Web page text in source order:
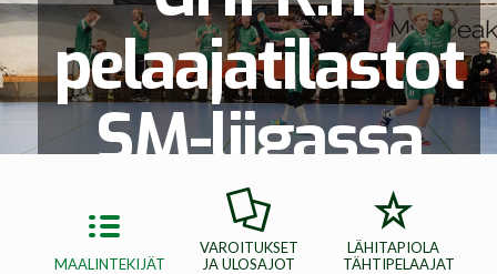
pelaajatilastot
SM-liigassa
2020-21
MAALINTEKIJÄT
VAROITUKSET
JA ULOSAJOT
LÄHITAPIOLA
TÄHTIPELAAJAT